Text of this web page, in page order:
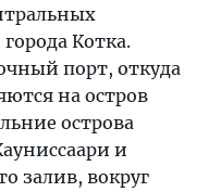
Котка.
порт, откуда
на остров
острова
и
залив, вокруг